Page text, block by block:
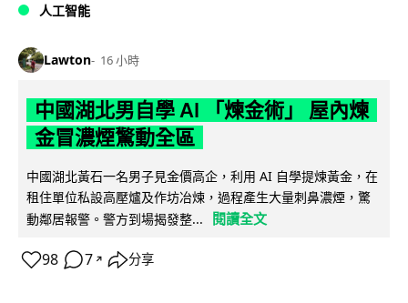
人工智能
Lawton 16 小時
中國湖北男自學 AI 「煉金術」 屋內煉
金冒濃煙驚動全區
中國湖北黃石一名男子見金價高企，利用 AI 自學提煉黃金，在
租住單位私設高壓爐及作坊冶煉，過程產生大量刺鼻濃煙，驚
動鄰居報警。警方到場揭發整...
閱讀全文
98 7 ↗ 分享